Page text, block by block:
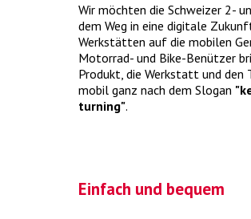
yourwheels verbindet den Reifenkauf direkt mit
einer online-Terminbuchung> mehr
Wir möchten die Schweizer 2-
dem Weg in eine digitale
Werkstätten auf die mobilen
Motorrad- und Bike-Benützer
Produkt, die Werkstatt und den
mobil ganz nach dem Slogan
turning".
Einfach und bequem